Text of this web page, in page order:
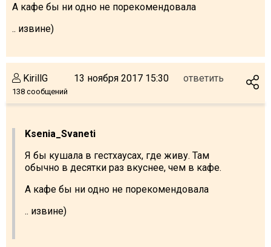
А кафе бы ни одно не порекомендовала
.. извине)
KirillG
138 сообщений
13 ноября 2017 15:30 ответить
Ksenia_Svaneti
Я бы кушала в гестхаусах, где живу. Там
обычно в десятки раз вкуснее, чем в кафе.
А кафе бы ни одно не порекомендовала
.. извине)